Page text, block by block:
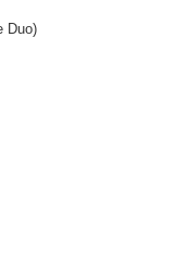
Duo)